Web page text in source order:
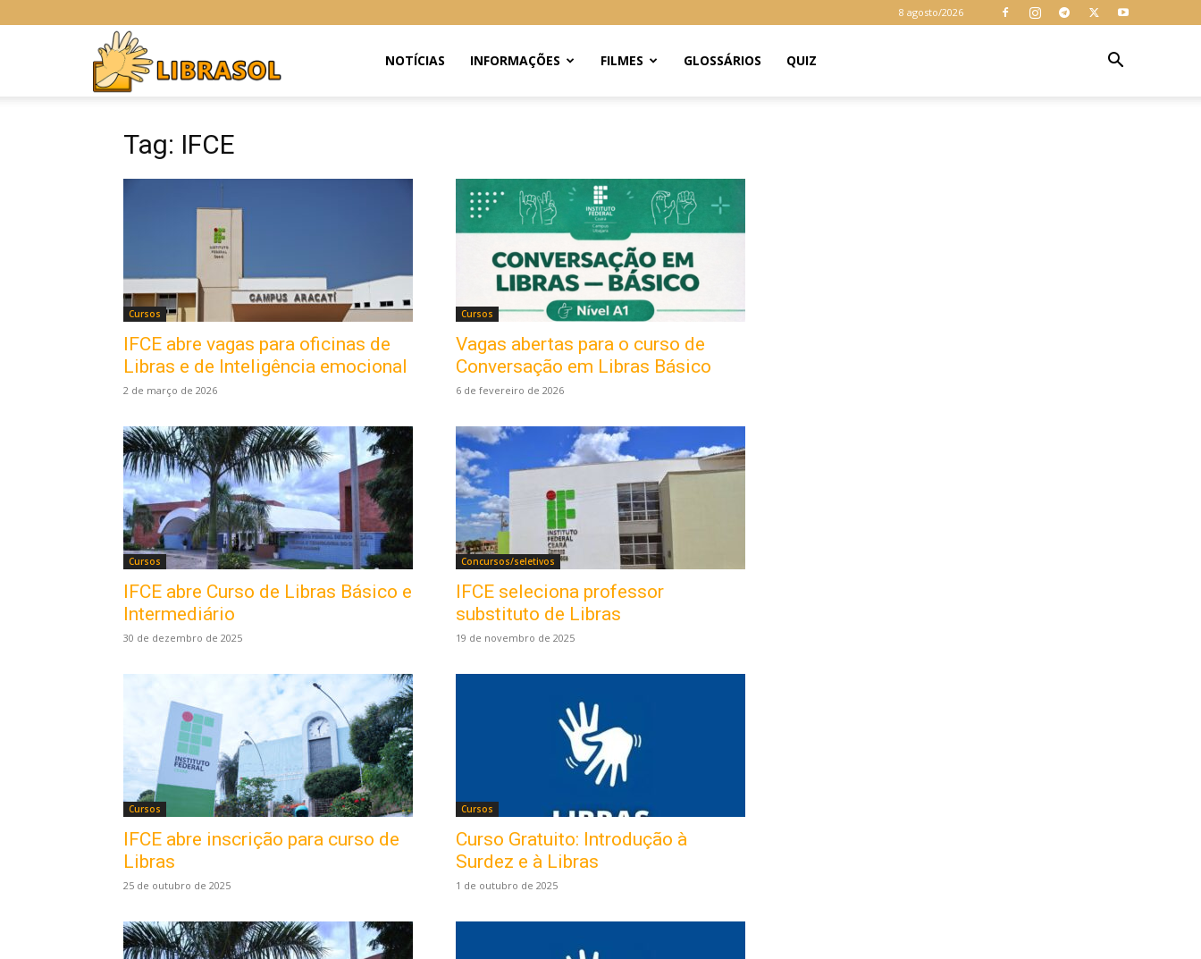
8 agosto/2026
NOTÍCIAS INFORMAÇÕES FILMES GLOSSÁRIOS QUIZ
Tag: IFCE
Cursos
IFCE abre vagas para oficinas de
Libras e de Inteligência emocional
2 de março de 2026
Cursos
Vagas abertas para o curso de
Conversação em Libras Básico
6 de fevereiro de 2026
Cursos
IFCE abre Curso de Libras Básico e
Intermediário
30 de dezembro de 2025
Concursos/seletivos
IFCE seleciona professor
substituto de Libras
19 de novembro de 2025
Cursos
IFCE abre inscrição para curso de
Libras
25 de outubro de 2025
Cursos
Curso Gratuito: Introdução à
Surdez e à Libras
1 de outubro de 2025
cookies para
garantir que